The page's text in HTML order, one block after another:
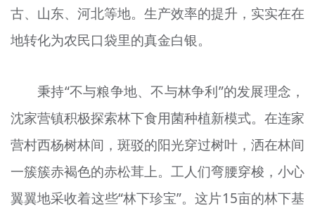
古、山东、河北等地。生产效率的提升，实实在在
地转化为农民口袋里的真金白银。
秉持“不与粮争地、不与林争利”的发展理念，
沈家营镇积极探索林下食用菌种植新模式。在连家
营村西杨树林间，斑驳的阳光穿过树叶，洒在林间
一簇簇赤褐色的赤松茸上。工人们弯腰穿梭，小心
翼翼地采收着这些“林下珍宝”。这片15亩的林下基